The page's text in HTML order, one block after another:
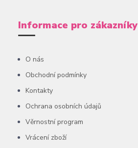
Informace pro zákazníky
O nás
Obchodní podmínky
Kontakty
Ochrana osobních údajů
Věrnostní program
Vrácení zboží